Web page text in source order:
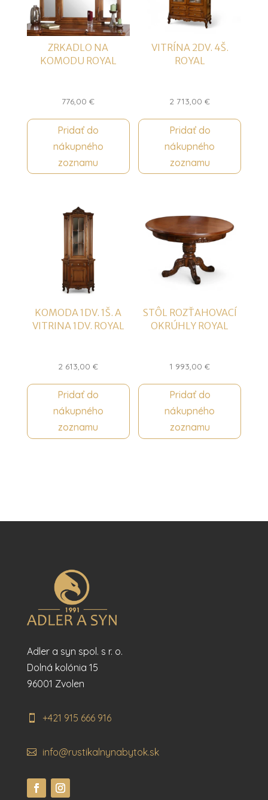
ZRKADLO NA
KOMODU ROYAL
776,00€
Pridať do
nákupného
zoznamu
VITRÍNA 2DV. 4Š.
ROYAL
2 713,00€
Pridať do
nákupného
zoznamu
KOMODA 1DV. 1Š. A
VITRINA 1DV. ROYAL
2 613,00€
Pridať do
nákupného
zoznamu
STÔL ROZŤAHOVACÍ
OKRÚHLY ROYAL
1 993,00€
Pridať do
nákupného
zoznamu
Adler a syn spol. s r. o.
Dolná kolónia 15
96001 Zvolen
+421 915 666 916
info@rustikalnynabytok.sk